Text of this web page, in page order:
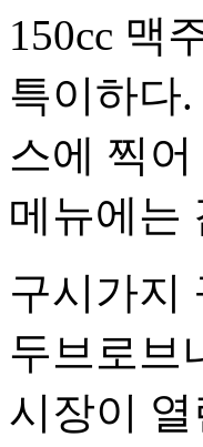
150cc 맥
특이하다
스에 찍
메뉴에는
구시가지
두브로브
시장이